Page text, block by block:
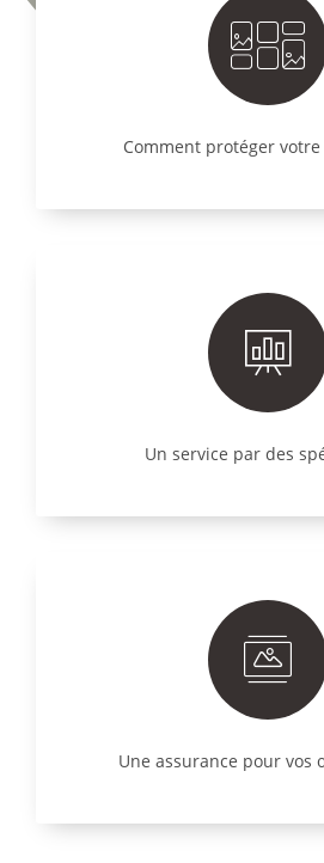
Comment protéger
Un service par des
Une assurance pour vos